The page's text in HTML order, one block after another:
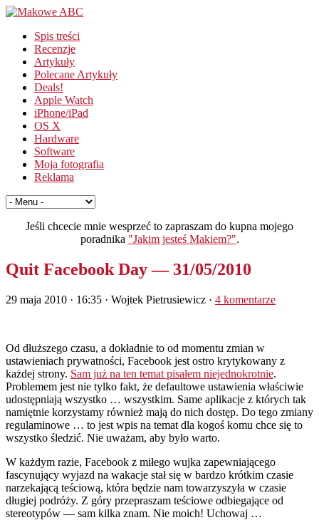
Spis treści
Recenzje
Artykuły
Polecane Artykuły
Deals!
Apple Watch
iPhone/iPad
OS X
Hardware
Software
Moja fotografia
Reklama
Jeśli chcecie mnie wesprzeć to zapraszam do kupna mojego
poradnika "Jakim jesteś Makiem?".
Quit Facebook Day — 31/05/2010
29 maja 2010 · 16:35 · Wojtek Pietrusiewicz · 4 komentarze
Od dłuższego czasu, a dokładnie to od momentu zmian w
ustawieniach prywatności, Facebook jest ostro krytykowany z
każdej strony. Sam już na ten temat pisałem niejednokrotnie.
Problemem jest nie tylko fakt, że defaultowe ustawienia właściwie
udostępniają wszystko … wszystkim. Same aplikacje z których tak
namiętnie korzystamy również mają do nich dostęp. Do tego zmiany
regulaminowe … to jest wpis na temat dla kogoś komu chce się to
wszystko śledzić. Nie uważam, aby było warto.
W każdym razie, Facebook z miłego wujka zapewniającego
fascynujący wyjazd na wakacje stał się w bardzo krótkim czasie
narzekającą teściową, która będzie nam towarzyszyła w czasie
długiej podróży. Z góry przepraszam teściowe odbiegające od
stereotypów — sam kilka znam. Nie moich! Uchowaj …